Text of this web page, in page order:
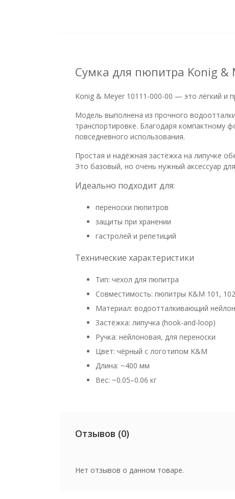
Сумка для пюпитра Konig &
Konig & Meyer 10111-000-00 — это лёгкий и
Модель выполнена из прочного
транспортировке. Благодаря компактному
повседневного использования.
Простая и надёжная застёжка на липучке
Это базовый, но очень нужный аксессуар
Идеально подходит для:
переноски пюпитров
защиты при хранении
гастролей и репетиций
Технические характеристики
Тип: чехол для пюпитра
Совместимость: пюпитры K&M 101,
Материал: водоотталкивающий нейлон
Застёжка: липучка (hook-and-loop)
Ручка: нейлоновая, для переноски
Цвет: чёрный с логотипом K&M
Длина: ~400 мм
Вес: ~0.05–0.06 кг
Отзывов (0)
Нет отзывов о данном товаре.